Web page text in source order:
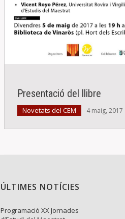
Presentació del llibre
Novetats del CEM 4 maig, 2017
ÚLTIMES NOTÍCIES
Programació XX Jornades